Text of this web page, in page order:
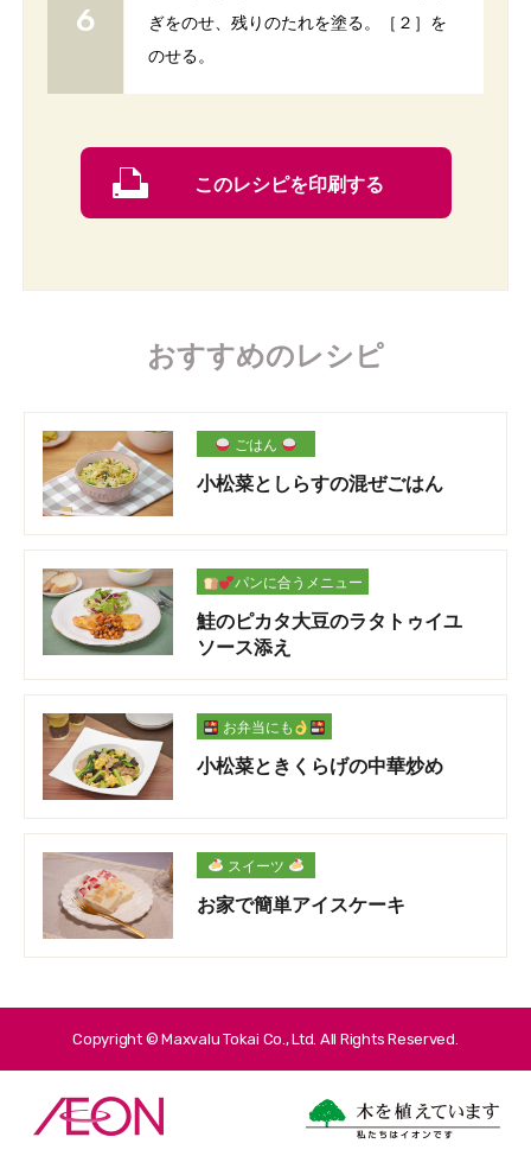
ぎをのせ、残りのたれを塗る。［２］を
のせる。
このレシピを印刷する
おすすめのレシピ
ごはん
小松菜としらすの混ぜごはん
パンに合うメニュー
鮭のピカタ大豆のラタトゥイユ
ソース添え
お弁当にも
小松菜ときくらげの中華炒め
スイーツ
お家で簡単アイスケーキ
Copyright © Maxvalu Tokai Co., Ltd. All Rights Reserved.